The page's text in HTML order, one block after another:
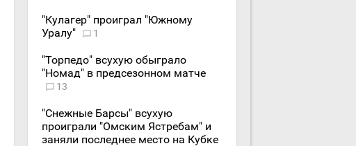
"Кулагер" проиграл "Южному
Уралу"
1
"Торпедо" всухую обыграло
"Номад" в предсезонном матче
13
"Снежные Барсы" всухую
проиграли "Омским Ястребам" и
заняли последнее место на Кубке